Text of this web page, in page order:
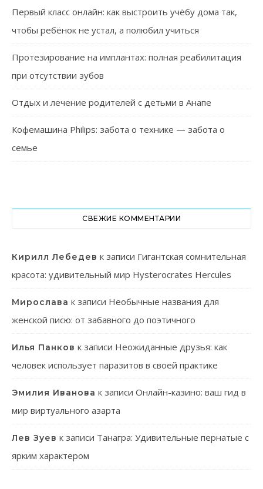
Первый класс онлайн: как выстроить учёбу дома так,
чтобы ребёнок не устал, а полюбил учиться
Протезирование на имплантах: полная реабилитация
при отсутствии зубов
Отдых и лечение родителей с детьми в Анапе
Кофемашина Philips: забота о технике — забота о
семье
СВЕЖИЕ КОММЕНТАРИИ
Кирилл Лебедев к записи Гигантская сомнительная
красота: удивительный мир Hysterocrates Hercules
Мирослава к записи Необычные названия для
женской писю: от забавного до поэтичного
Илья Панков к записи Неожиданные друзья: как
человек использует паразитов в своей практике
Эмилия Иванова к записи Онлайн-казино: ваш гид в
мир виртуального азарта
Лев Зуев к записи Танагра: Удивительные пернатые с
ярким характером